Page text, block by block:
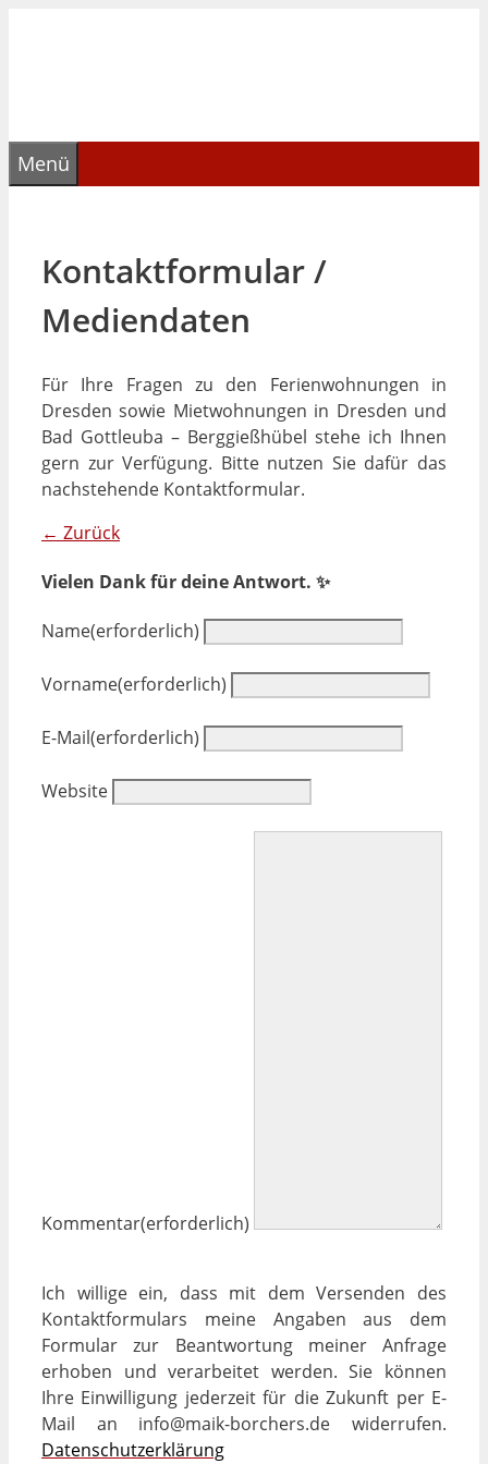
Menü
Kontaktformular /
Mediendaten
Für Ihre Fragen zu den Ferienwohnungen in
Dresden sowie Mietwohnungen in Dresden und
Bad Gottleuba – Berggießhübel stehe ich Ihnen
gern zur Verfügung. Bitte nutzen Sie dafür das
nachstehende Kontaktformular.
← Zurück
Vielen Dank für deine Antwort. ✨
Name(erforderlich)
Vorname(erforderlich)
E-Mail(erforderlich)
Website
Kommentar(erforderlich)
Ich willige ein, dass mit dem Versenden des
Kontaktformulars meine Angaben aus dem
Formular zur Beantwortung meiner Anfrage
erhoben und verarbeitet werden. Sie können
Ihre Einwilligung jederzeit für die Zukunft per E-
Mail an info@maik-borchers.de widerrufen.
Datenschutzerklärung